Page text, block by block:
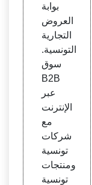
بوابة
العروض
التجارية
التونسية.
سوق
B2B
عبر
الإنترنت
مع
شركات
تونسية
ومنتجات
تونسية